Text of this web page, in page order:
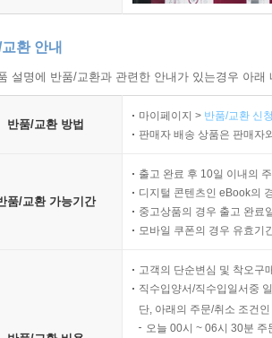
환 안내
설명에 반품/교환과 관련한 안내가 있는경우 아
반품/교환 방법
마이페이지 > 반품/교환 신
판매자 배송 상품은 판매자
품/교환 가능기간
출고 완료 후 10일 이내의
디지털 콘텐츠인 eBook의
중고상품의 경우 출고 완료
모바일 쿠폰의 경우 유효기
고객의 단순변심 및 착오구
직수입양서/직수입일서중
단, 아래의 주문/취소 조건
오늘 00시 ~ 06시 30분